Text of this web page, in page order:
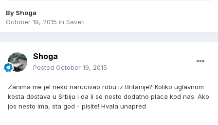
By Shoga
October 19, 2015 in Saveti
Shoga
Posted October 19, 2015
Zanima me jel neko narucivao robu iz Britanije? Koliko uglavnom
kosta dostava u Srbiju i da li se nesto dodatno placa kod nas. Ako
jos nesto ima, sta god - pisite! Hvala unapred